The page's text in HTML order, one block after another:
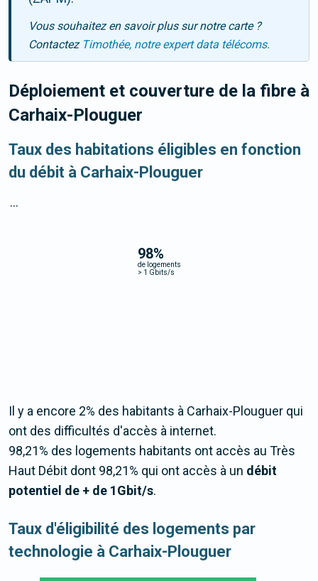
Vous souhaitez en savoir plus sur notre carte ?
Contactez Timothée, notre expert data télécoms.
Déploiement et couverture de la fibre à
Carhaix-Plouguer
Taux des habitations éligibles en fonction
du débit à Carhaix-Plouguer
98%
de logements
> 1 Gbits/s
...
Il y a encore 2% des habitants à Carhaix-Plouguer qui
ont des difficultés d'accès à internet.
98,21% des logements habitants ont accès au Très
Haut Débit dont 98,21% qui ont accès à un débit
potentiel de + de 1Gbit/s.
Taux d'éligibilité des logements par
technologie à Carhaix-Plouguer